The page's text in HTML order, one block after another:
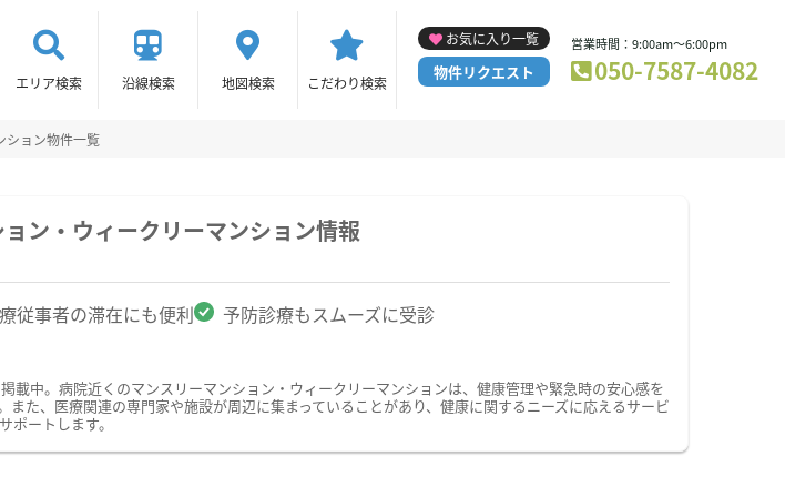
エリア検索 沿線検索 地図検索 こだわり検索
お気に入り一覧
物件リクエスト
営業時間：9:00am～6:00pm
050-7587-4082
ション物件一覧
ン・ウィークリーマンション情報
従事者の滞在にも便利 予防診療もスムーズに受診
中。病院近くのマンスリーマンション・ウィークリーマンションは、健康管理や緊急時の安心感を
た、医療関連の専門家や施設が周辺に集まっていることがあり、健康に関するニーズに応えるサービ
ートします。